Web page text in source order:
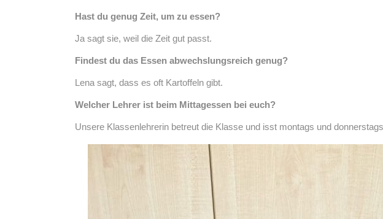
Hast du genug Zeit, um zu essen?
Ja sagt sie, weil die Zeit gut passt.
Findest du das Essen abwechslungsreich genug?
Lena sagt, dass es oft Kartoffeln gibt.
Welcher Lehrer ist beim Mittagessen bei euch?
Unsere Klassenlehrerin betreut die Klasse und isst montags und